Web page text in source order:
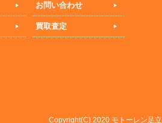
お問い合わせ
買取査定
Copyright(C) 2020 モトーレン足